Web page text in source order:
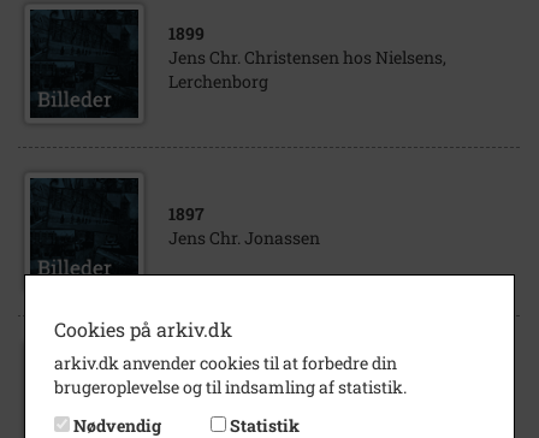
1899
Jens Chr. Christensen hos Nielsens,
Lerchenborg
1897
Jens Chr. Jonassen
1901
Jens Christiansen, boelsmand Laurits Chr.
Rumperup
Cookies på arkiv.dk
arkiv.dk anvender cookies til at forbedre din
brugeroplevelse og til indsamling af statistik.
Nødvendig
Statistik